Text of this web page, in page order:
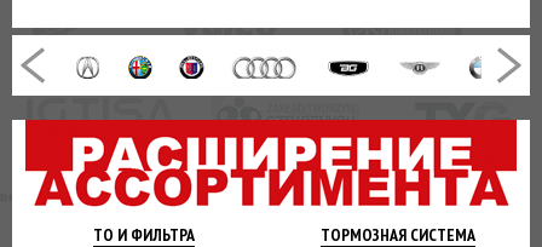
ТО И ФИЛЬТРА ТОРМОЗНАЯСИСТЕМА